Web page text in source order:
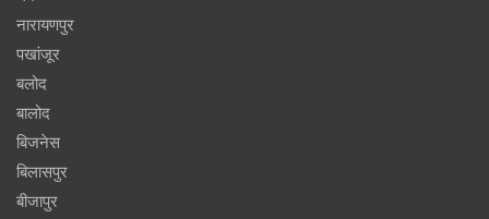
नारायणपुर
पखांजूर
बलोद
बालोद
बिजनेस
बिलासपुर
बीजापुर